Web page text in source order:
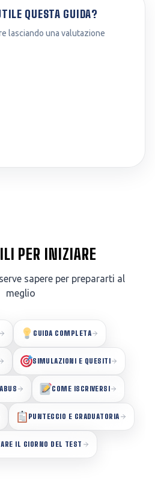
QUESTA GUIDA?
lasciando una valutazione
PER INIZIARE
sapere per prepararti al
meglio
GUIDA COMPLETA
SIMULAZIONI E QUESITI
COME ISCRIVERSI
PUNTEGGIO E GRADUATORIA
IL GIORNO DEL TEST